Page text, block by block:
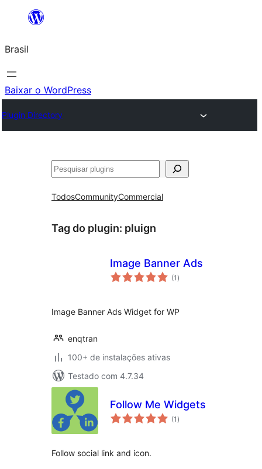
o
conteúdo
Brasil
Baixar o WordPress
Plugin Directory
Pesquisar
TodosCommunityCommercial
Tag do plugin: pluign
Image Banner Ads
(1 total
de
)
Image Banner Ads Widget for WP
enqtran
100+ de instalações ativas
Testado com 4.7.34
Follow Me Widgets
(1 total
de
)
Follow social link and icon.